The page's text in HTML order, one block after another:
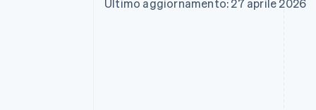
Ultimo aggiornamento: 27 aprile 2026